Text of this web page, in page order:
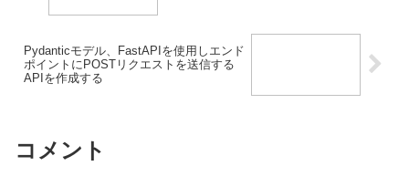
Pydanticモデル、FastAPIを使用しエンド
ポイントにPOSTリクエストを送信する
APIを作成する
コメント